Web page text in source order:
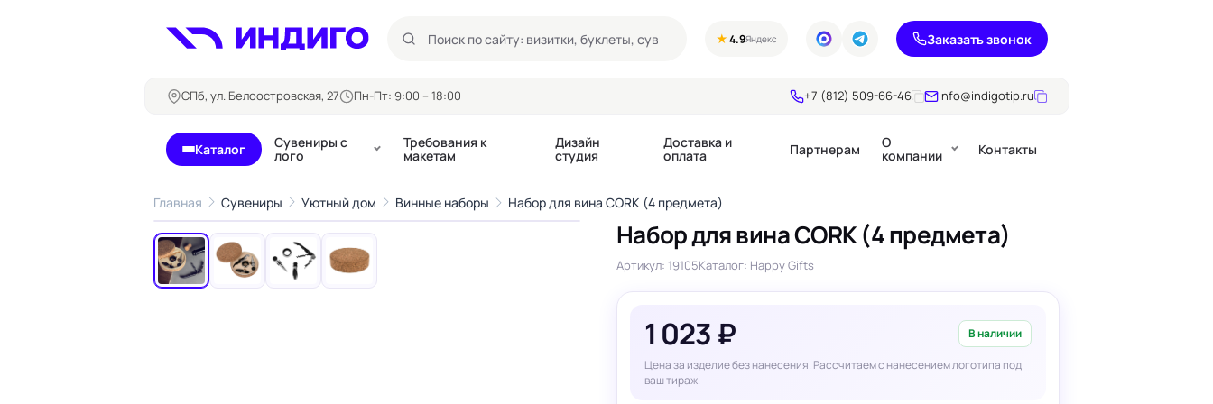
★4.9Яндекс Заказать звонок
СПб, ул. Белоостровская, 27 Пн-Пт: 9:00 – 18:00 +7 (812) 509-66-46 info@indigotip.ru
Каталог
Бланки и формуляры
Блокноты
Бейджи
Билеты, купоны
Буклеты
Календари настольные
Календари перекидные
Календари Трио
Диспенсеры
Дорхенгеры / Крючки
Флажки бумажные
Ценники
Шелфтокеры
Презентации, годовые
Сувениры с
лого
Требования к
макетам
Дизайн
студия
Доставка и
оплата Партнерам О
компании Контакты
Главная Сувениры Уютный дом Винные наборы Набор для вина CORK (4 предмета)
‹ ›
1 /4
Набор для вина CORK (4 предмета)
Артикул: 19105Каталог: Happy Gifts
1 023 ₽ В наличии
Цена за изделие без нанесения. Рассчитаем с нанесением логотипа под
ваш тираж.